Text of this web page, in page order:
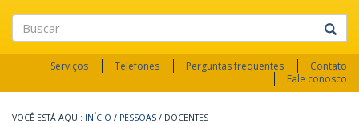
Buscar
Serviços Telefones Perguntas frequentes
Contato
Fale conosco
INÍCIO / PESSOAS / DOCENTES